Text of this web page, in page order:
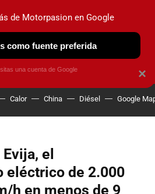
OBSERVATORIO
Calor China Diésel Google
el
eléctrico de 2.000
h en menos de 9
×
de Motorpasion en Google
como fuente preferida
una cuenta de Google